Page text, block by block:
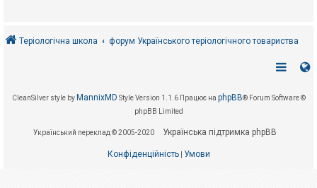
Теріологічна школа форум Українського теріологічного товариства
CleanSilver style by MannixMD Style Version 1.1.6 Працює на phpBB® Forum Software ©
phpBB Limited
Український переклад © 2005-2020 Українська підтримка phpBB
Конфіденційність| Умови